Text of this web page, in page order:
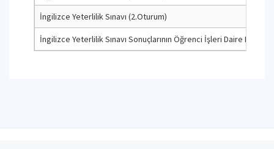
İngilizce Yeterlilik Sınavı (2.Oturum)
İngilizce Yeterlilik Sınavı Sonuçlarının Öğrenci İşleri Daire